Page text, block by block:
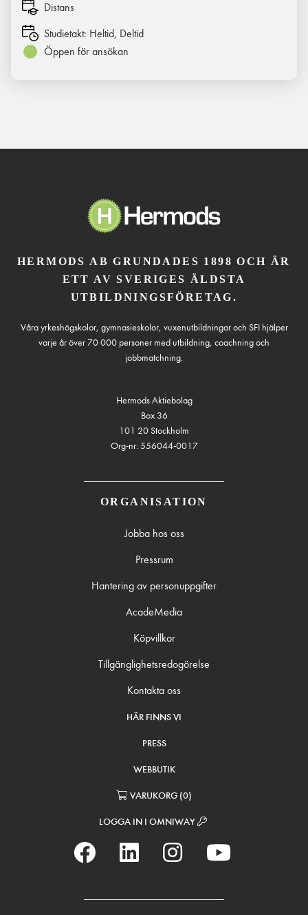
Distans
Studietakt: Heltid, Deltid
Öppen för ansökan
HERMODS AB GRUNDADES 1898 OCH ÄR
ETT AV SVERIGES ÄLDSTA
UTBILDNINGSFÖRETAG.
Våra yrkeshögskolor, gymnasieskolor, vuxenutbildningar och SFI hjälper
varje år över 70 000 personer med utbildning, coachning och
jobbmatchning.
Hermods Aktiebolag
Box 36
101 20 Stockholm
Org-nr: 556044-0017
ORGANISATION
Jobba hos oss
Pressrum
Hantering av personuppgifter
AcadeMedia
Köpvillkor
Tillgänglighetsredogörelse
Kontakta oss
HÄR FINNS VI
PRESS
WEBBUTIK
VARUKORG (0)
LOGGA IN I OMNIWAY